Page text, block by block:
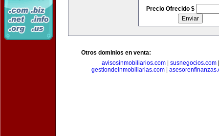
Precio Ofrecido $
Otros dominios en venta:
avisosinmobiliarios.com
susnegocios.com
gestiondeinmobiliarias.com